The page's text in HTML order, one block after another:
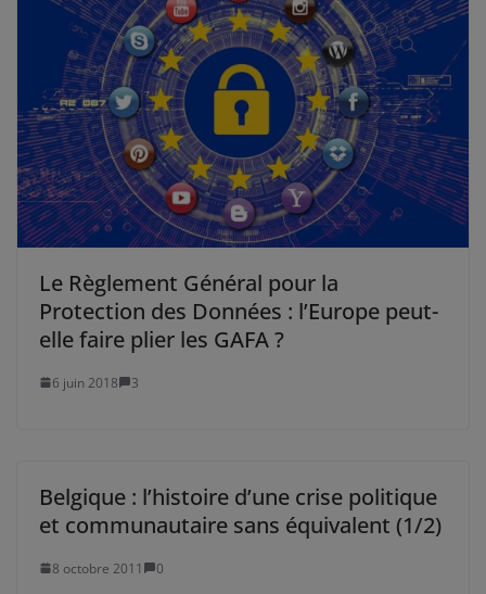
Le Règlement Général pour la
Protection des Données : l’Europe peut-
elle faire plier les GAFA ?
6 juin 2018 3
Belgique : l’histoire d’une crise politique
et communautaire sans équivalent (1/2)
8 octobre 2011 0